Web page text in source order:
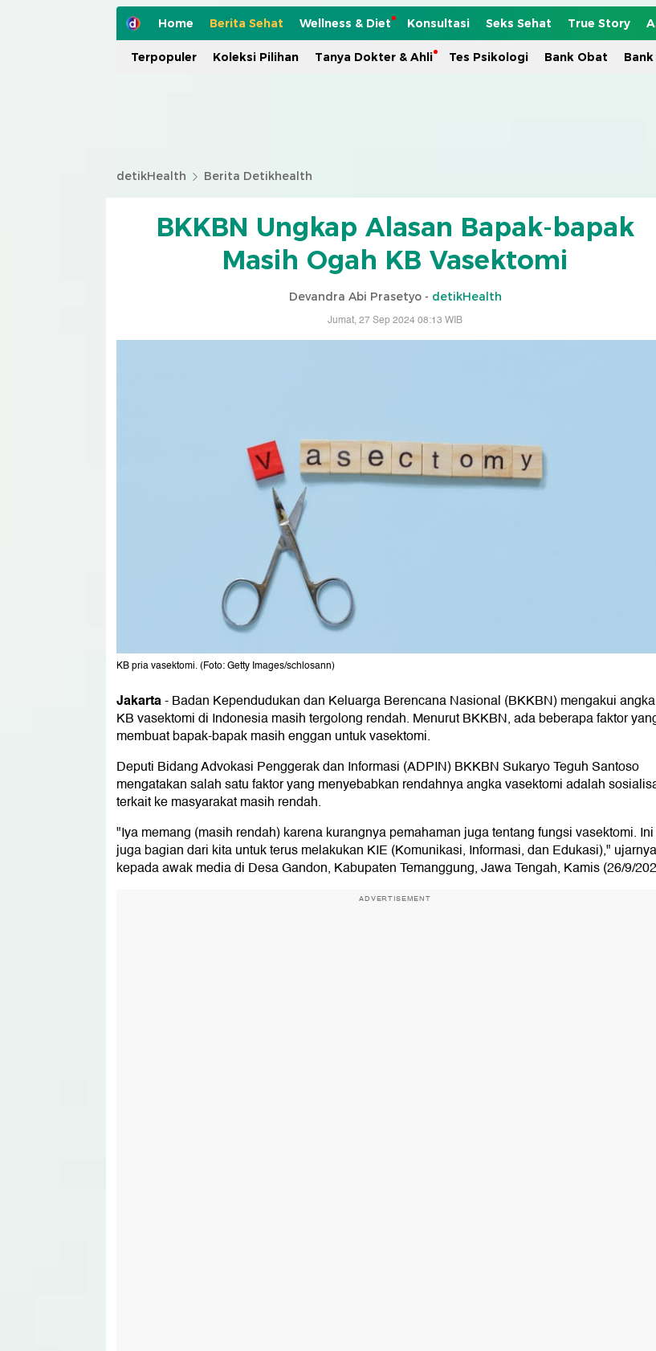
Home Berita Sehat Wellness & Diet Konsultasi Seks Sehat True Story
Terpopuler Koleksi Pilihan Tanya Dokter & Ahli Tes Psikologi Bank Obat
detikHealth Berita Detikhealth
BKKBN Ungkap Alasan Bapak-bapak
Masih Ogah KB Vasektomi
Devandra Abi Prasetyo - detikHealth
Jumat, 27 Sep 2024 08:13 WIB
KB pria vasektomi. (Foto: Getty Images/schlosann)
Jakarta-Badan Kependudukan dan Keluarga Berencana Nasional (BKKBN) mengakui angka
KB vasektomi di Indonesia masih tergolong rendah. Menurut BKKBN, ada beberapa faktor
membuat bapak-bapak masih enggan untuk vasektomi.
Deputi Bidang Advokasi Penggerak dan Informasi (ADPIN) BKKBN Sukaryo Teguh Santoso
mengatakan salah satu faktor yang menyebabkan rendahnya angka vasektomi adalah
terkait ke masyarakat masih rendah.
"Iya memang (masih rendah) karena kurangnya pemahaman juga tentang fungsi vasektomi. Ini
juga bagian dari kita untuk terus melakukan KIE (Komunikasi, Informasi, dan Edukasi)," ujarnya
kepada awak media di Desa Gandon, Kabupaten Temanggung, Jawa Tengah, Kamis (26/9/
ADVERTISEMENT